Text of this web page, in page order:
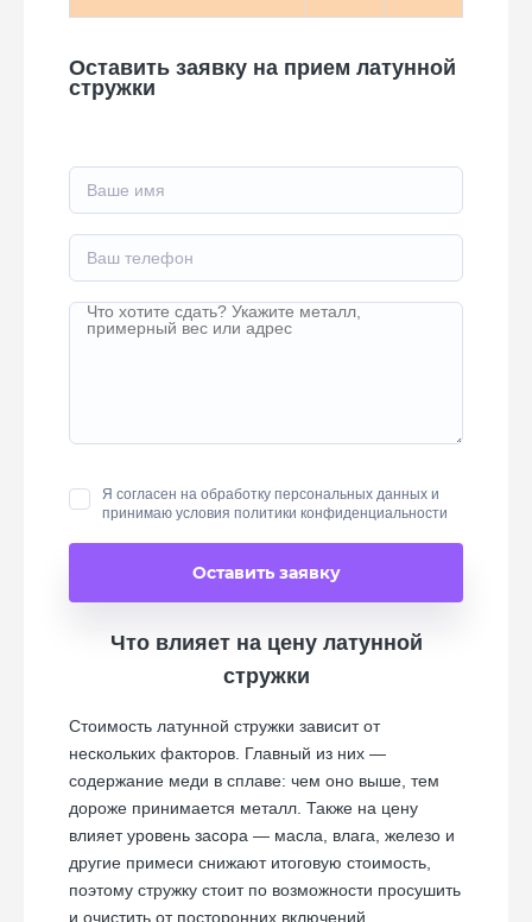
Оставить заявку на прием латунной
стружки
Я согласен на обработку персональных данных и
принимаю условия политики конфиденциальности
Что влияет на цену латунной
стружки
Стоимость латунной стружки зависит от
нескольких факторов. Главный из них —
содержание меди в сплаве: чем оно выше, тем
дороже принимается металл. Также на цену
влияет уровень засора — масла, влага, железо и
другие примеси снижают итоговую стоимость,
поэтому стружку стоит по возможности просушить
и очистить от посторонних включений.